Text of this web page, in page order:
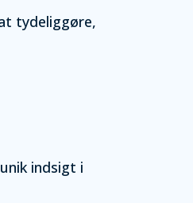
tydeliggøre,
indsigt i